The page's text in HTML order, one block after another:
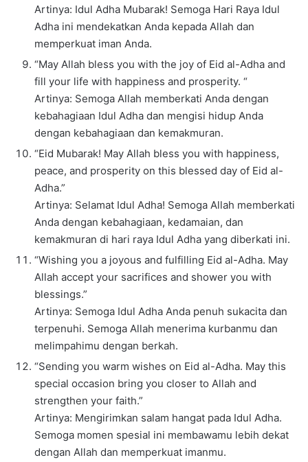
Artinya: Idul Adha Mubarak! Semoga Hari Raya Idul
Adha ini mendekatkan Anda kepada Allah dan
memperkuat iman Anda.
“May Allah bless you with the joy of Eid al-Adha and
fill your life with happiness and prosperity. “
Artinya: Semoga Allah memberkati Anda dengan
kebahagiaan Idul Adha dan mengisi hidup Anda
dengan kebahagiaan dan kemakmuran.
“Eid Mubarak! May Allah bless you with happiness,
peace, and prosperity on this blessed day of Eid al-
Adha.”
Artinya: Selamat Idul Adha! Semoga Allah memberkati
Anda dengan kebahagiaan, kedamaian, dan
kemakmuran di hari raya Idul Adha yang diberkati ini.
“Wishing you a joyous and fulfilling Eid al-Adha. May
Allah accept your sacrifices and shower you with
blessings.”
Artinya: Semoga Idul Adha Anda penuh sukacita dan
terpenuhi. Semoga Allah menerima kurbanmu dan
melimpahimu dengan berkah.
“Sending you warm wishes on Eid al-Adha. May this
special occasion bring you closer to Allah and
strengthen your faith.”
Artinya: Mengirimkan salam hangat pada Idul Adha.
Semoga momen spesial ini membawamu lebih dekat
dengan Allah dan memperkuat imanmu.